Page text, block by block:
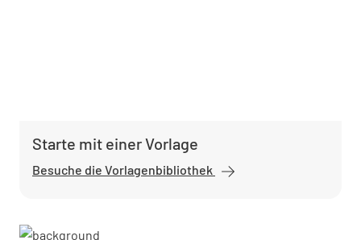
Starte mit einer Vorlage
Besuche die Vorlagenbibliothek